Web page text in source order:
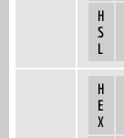
H
S
L
H
E
X